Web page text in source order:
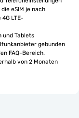
eSIM je nach
LTE-
und Tablets
gebunden
FAQ-Bereich.
von 2 Monaten